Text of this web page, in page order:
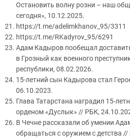
Остановить волну розни – наш
сегодня», 10.12.2025.
https://t.me/adelimkhanov_95/3311
https://t.me/RKadyrov_95/6291
Адам Кадыров пообещал
в Грозный как военного
республики, 08.02.2026.
15-летний сын Кадырова стал
06.10.2023.
Глава Татарстана наградил 15-
орденом «Дуслык» // РБК,
В Чечне рассказали об умении
обращаться с оружием с детства //